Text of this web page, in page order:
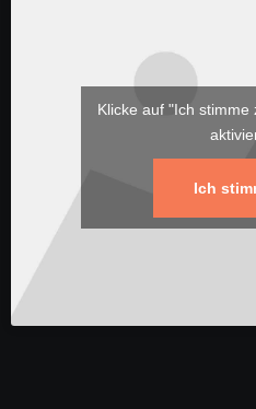
Klicke auf "Ich stimme
Ich